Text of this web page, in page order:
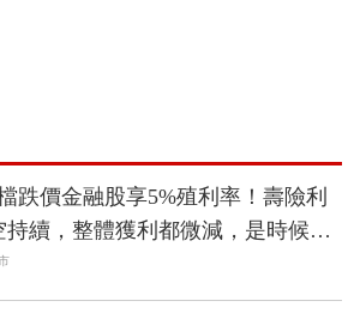
跌價金融股享5%殖利率！壽險利
持續，整體獲利都微減，是時候進
撿便宜